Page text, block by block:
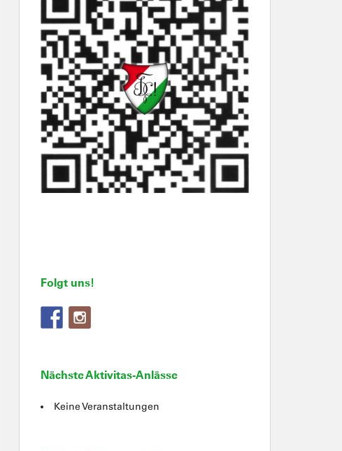
Folgt uns!
Nächste Aktivitas-Anlässe
Keine Veranstaltungen